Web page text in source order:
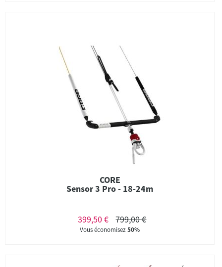
CORE
Sensor 3 Pro - 18-24m
399,50 € 799,00 €
Vous économisez50%